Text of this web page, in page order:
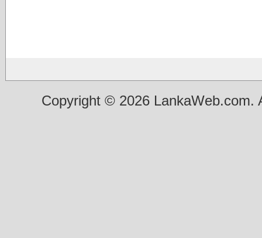
Copyright © 2026 LankaWeb.com.